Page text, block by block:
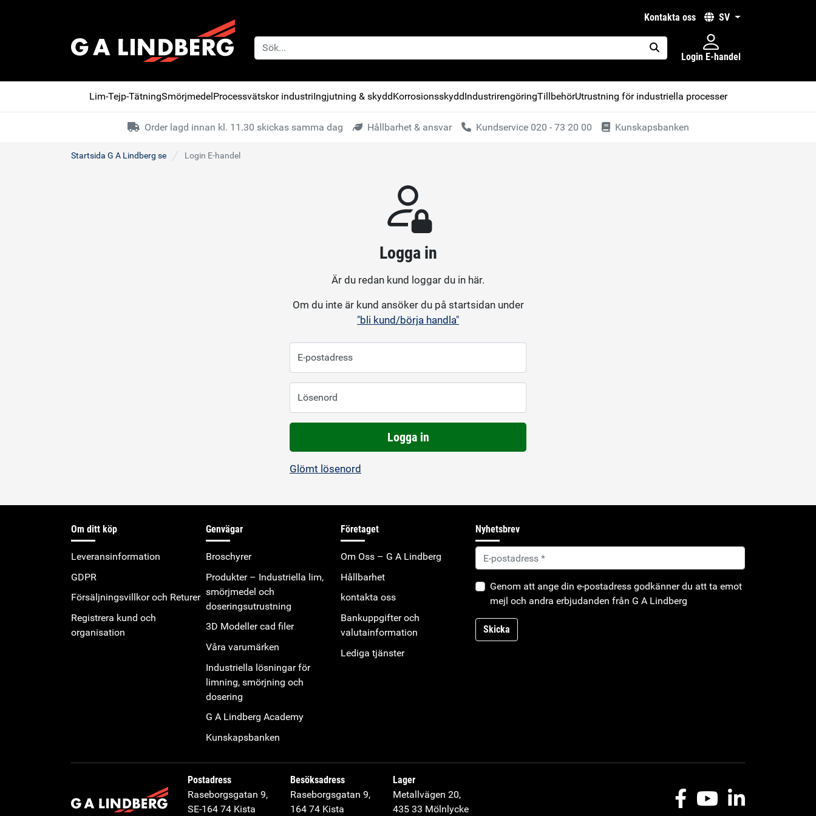
kontakta oss SV
placeholder.search
Login E-handel
Lim-Tejp-TätningSmörjmedelProcessvätskor industriIngjutning & skyddKorrosionsskyddIndustrirengöringTillbehörUtrustning för industriella processer
Order lagd innan kl. 11.30 skickas samma dag Hållbarhet & ansvar Kundservice 020 - 73 20 00 Kunskapsbanken
Startsida G A Lindberg se Login E-handel
Logga in
Är du redan kund loggar du in här.
Om du inte är kund ansöker du på startsidan under
"bli kund/börja handla"
E-postadress
Lösenord
Logga in
Glömt lösenord
Om ditt köp
Leveransinformation
GDPR
Försäljningsvillkor och Returer
Registrera kund och
organisation
Genvägar
Broschyrer
Produkter – Industriella lim,
smörjmedel och
doseringsutrustning
3D Modeller cad filer
Våra varumärken
Industriella lösningar för
limning, smörjning och
dosering
G A Lindberg Academy
Kunskapsbanken
Företaget
Om Oss – G A Lindberg
Hållbarhet
kontakta oss
Bankuppgifter och
valutainformation
Lediga tjänster
Nyhetsbrev
Genom att ange din e-postadress godkänner du att ta emot
mejl och andra erbjudanden från G A Lindberg
Skicka
Postadress
Raseborgsgatan 9,
SE-164 74 Kista
Besöksadress
Raseborgsgatan 9,
164 74 Kista
Lager
Metallvägen 20,
435 33 Mölnlycke
FacebookYoutubeLinkedIn